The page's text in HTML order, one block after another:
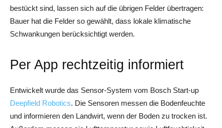
bestückt sind, lassen sich auf die übrigen Felder übertragen:
Bauer hat die Felder so gewählt, dass lokale klimatische
Schwankungen berücksichtigt werden.
Per App rechtzeitig informiert
Entwickelt wurde das Sensor-System vom Bosch Start-up
Deepfield Robotics. Die Sensoren messen die Bodenfeuchte
und informieren den Landwirt, wenn der Boden zu trocken ist.